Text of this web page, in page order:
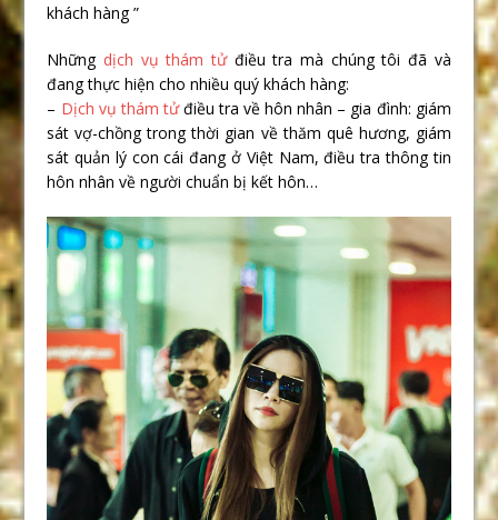
khách hàng ”
Những dịch vụ thám tử điều tra mà chúng tôi đã và
đang thực hiện cho nhiều quý khách hàng:
– Dịch vụ thám tửđiều tra về hôn nhân – gia đình: giám
sát vợ-chồng trong thời gian về thăm quê hương, giám
sát quản l‎ý con cái đang ở Việt Nam, điều tra thông tin
hôn nhân về người chuẩn bị kết hôn…